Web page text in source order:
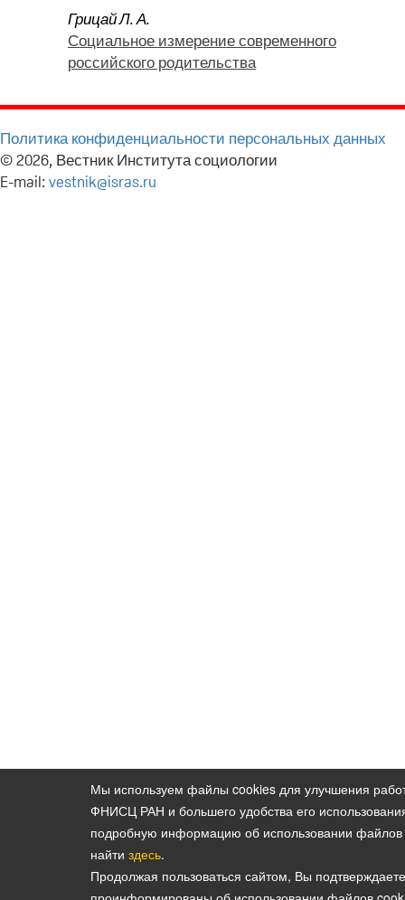
Грицай Л. А.
Социальное измерение современного
российского родительства
Политика конфиденциальности персональных данных
© 2026, Вестник Института социологии
E-mail: vestnik@isras.ru
Мы используем файлы cookies для улучшения
ФНИСЦ РАН и большего удобства его
подробную информацию об использовании
найти здесь.
Продолжая пользоваться сайтом, Вы